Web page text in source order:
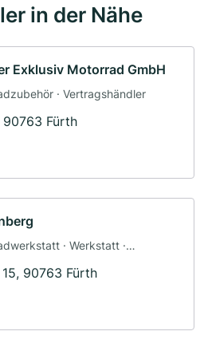
in der Nähe
Exklusiv Motorrad GmbH
· Vertragshändler
90763 Fürth
· Werkstatt ·
90763 Fürth